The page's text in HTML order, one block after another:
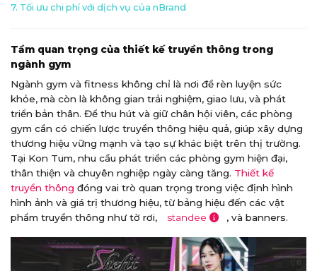
Tối ưu chi phí với dịch vụ của nBrand
Tầm quan trọng của thiết kế truyền thông trong
ngành gym
Ngành gym và fitness không chỉ là nơi để rèn luyện sức
khỏe, mà còn là không gian trải nghiệm, giao lưu, và phát
triển bản thân. Để thu hút và giữ chân hội viên, các phòng
gym cần có chiến lược truyền thông hiệu quả, giúp xây dựng
thương hiệu vững mạnh và tạo sự khác biệt trên thị trường.
Tại Kon Tum, nhu cầu phát triển các phòng gym hiện đại,
thân thiện và chuyên nghiệp ngày càng tăng. Thiết kế
truyền thông đóng vai trò quan trọng trong việc định hình
hình ảnh và giá trị thương hiệu, từ bảng hiệu đến các vật
phẩm truyền thông như tờ rơi,
standee , và banners.